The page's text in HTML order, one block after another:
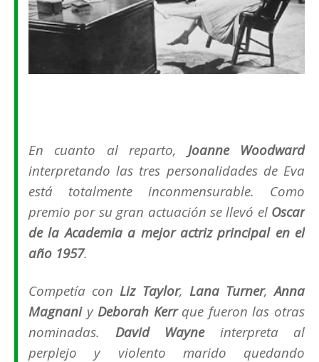
En cuanto al reparto, Joanne Woodward
interpretando las tres personalidades de Eva
está totalmente inconmensurable. Como
premio por su gran actuación se llevó el Oscar
de la Academia a mejor actriz principal en el
año 1957.
Competía con Liz Taylor, Lana Turner,Anna
Magnani y Deborah Kerrque fueron las otras
nominadas. David Wayneinterpreta al
perplejo y violento marido quedando